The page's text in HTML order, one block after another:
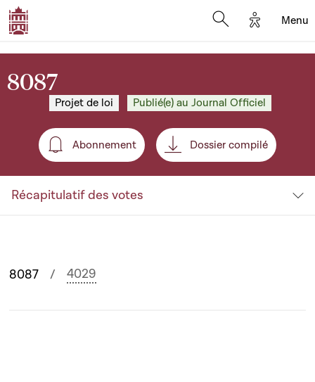
Options
Menu
8087
Projet de loi Publié(e) au Journal Officiel
Abonnement
Abonnement Dossier compilé
Récapitulatif des votes
8087 4029